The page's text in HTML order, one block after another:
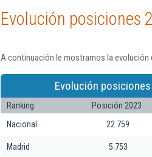
Evolución posiciones
A continuación le mostramos la evolución
Evolución
Ranking Posición 2023
Nacional
22.759
Madrid 5.753